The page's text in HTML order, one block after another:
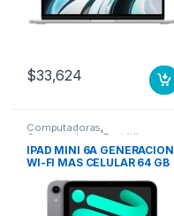
$33,624
Computadoras,
Computadoras Portátiles
IPAD MINI 6A GENERACION
WI-FI MAS CELULAR 64 GB